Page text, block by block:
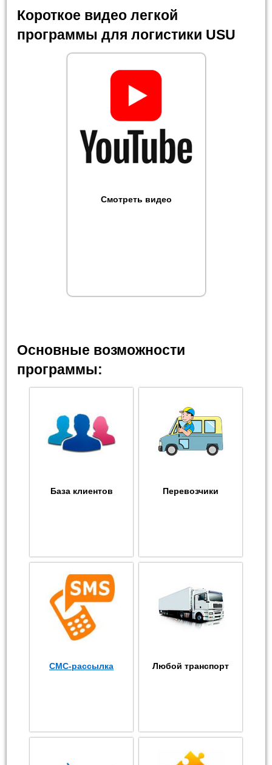
Короткое видео легкой
программы для логистики USU
Смотреть видео
Основные возможности
программы:
База клиентов Перевозчики
СМС-рассылка Любой транспорт